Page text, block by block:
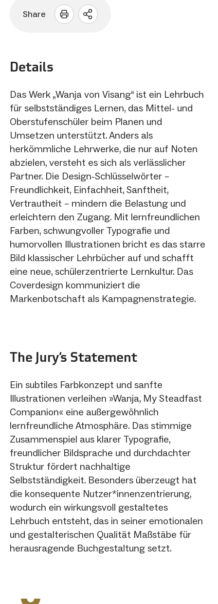
Share
Sharing
Details
Das Werk „Wanja von Visang“ ist ein Lehrbuch
für selbstständiges Lernen, das Mittel- und
Oberstufenschüler beim Planen und
Umsetzen unterstützt. Anders als
herkömmliche Lehrwerke, die nur auf Noten
abzielen, versteht es sich als verlässlicher
Partner. Die Design-Schlüsselwörter –
Freundlichkeit, Einfachheit, Sanftheit,
Vertrautheit – mindern die Belastung und
erleichtern den Zugang. Mit lernfreundlichen
Farben, schwungvoller Typografie und
humorvollen Illustrationen bricht es das starre
Bild klassischer Lehrbücher auf und schafft
eine neue, schülerzentrierte Lernkultur. Das
Coverdesign kommuniziert die
Markenbotschaft als Kampagnenstrategie.
The Jury‘s Statement
Ein subtiles Farbkonzept und sanfte
Illustrationen verleihen »Wanja, My Steadfast
Companion« eine außergewöhnlich
lernfreundliche Atmosphäre. Das stimmige
Zusammenspiel aus klarer Typografie,
freundlicher Bildsprache und durchdachter
Struktur fördert nachhaltige
Selbstständigkeit. Besonders überzeugt hat
die konsequente Nutzer*innenzentrierung,
wodurch ein wirkungsvoll gestaltetes
Lehrbuch entsteht, das in seiner emotionalen
und gestalterischen Qualität Maßstäbe für
herausragende Buchgestaltung setzt.